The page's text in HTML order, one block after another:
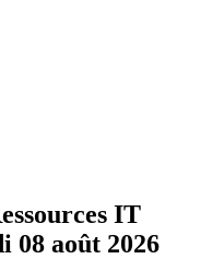
IT
08 août 2026